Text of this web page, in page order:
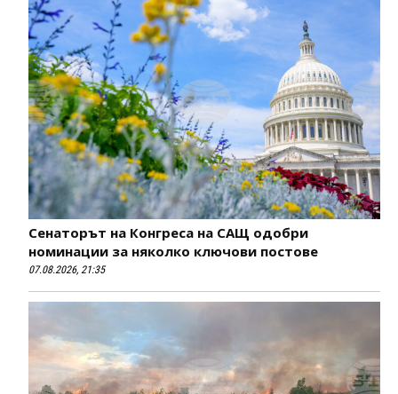
Сенаторът на Конгреса на САЩ одобри
номинации за няколко ключови постове
07.08.2026, 21:35